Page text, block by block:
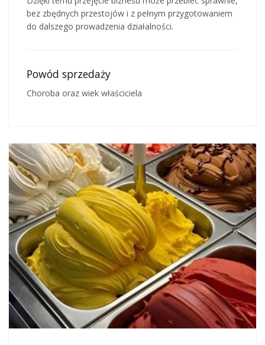
bez zbędnych przestojów i z pełnym przygotowaniem
do dalszego prowadzenia działalności.
Powód sprzedaży
Choroba oraz wiek właściciela